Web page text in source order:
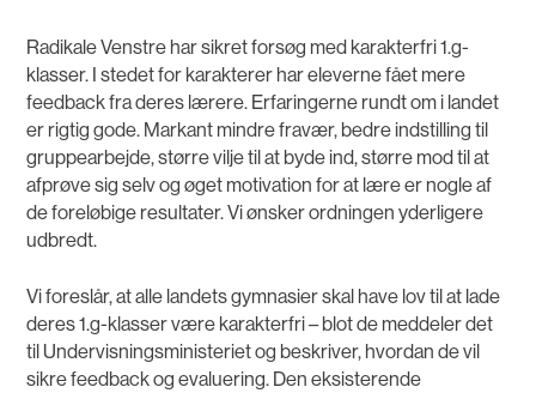
Radikale Venstre har sikret forsøg med karakterfri 1.g-
klasser. I stedet for karakterer har eleverne fået mere
feedback fra deres lærere. Erfaringerne rundt om i landet
er rigtig gode. Markant mindre fravær, bedre indstilling til
gruppearbejde, større vilje til at byde ind, større mod til at
afprøve sig selv og øget motivation for at lære er nogle af
de foreløbige resultater. Vi ønsker ordningen yderligere
udbredt.
Vi foreslår, at alle landets gymnasier skal have lov til at lade
deres 1.g-klasser være karakterfri – blot de meddeler det
til Undervisningsministeriet og beskriver, hvordan de vil
sikre feedback og evaluering. Den eksisterende